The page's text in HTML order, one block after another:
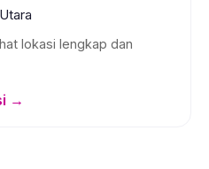
lokasi lengkap dan
→